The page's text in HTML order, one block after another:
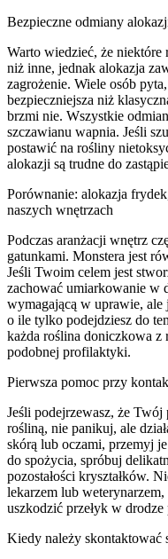
Bezpieczne odmiany
Warto wiedzieć, że niektóre
niż inne, jednak alokazja
zagrożenie. Wiele osób
bezpieczniejsza niż
brzmi nie. Wszystkie
szczawianu wapnia. Jeśli
postawić na rośliny
alokazji są trudne do
Porównanie: alokazja
naszych wnętrzach
Podczas aranżacji wnętrz
gatunkami. Monstera jest
Jeśli Twoim celem jest
zachować umiarkowanie w
wymagającą w uprawie, ale
o ile tylko podejdziesz do
każda roślina doniczkowa
podobnej profilaktyki.
Pierwsza pomoc przy
Jeśli podejrzewasz, że
rośliną, nie panikuj, ale
skórą lub oczami, przemyj
do spożycia, spróbuj
pozostałości kryształków.
lekarzem lub
uszkodzić przełyk w
Kiedy należy skontaktować